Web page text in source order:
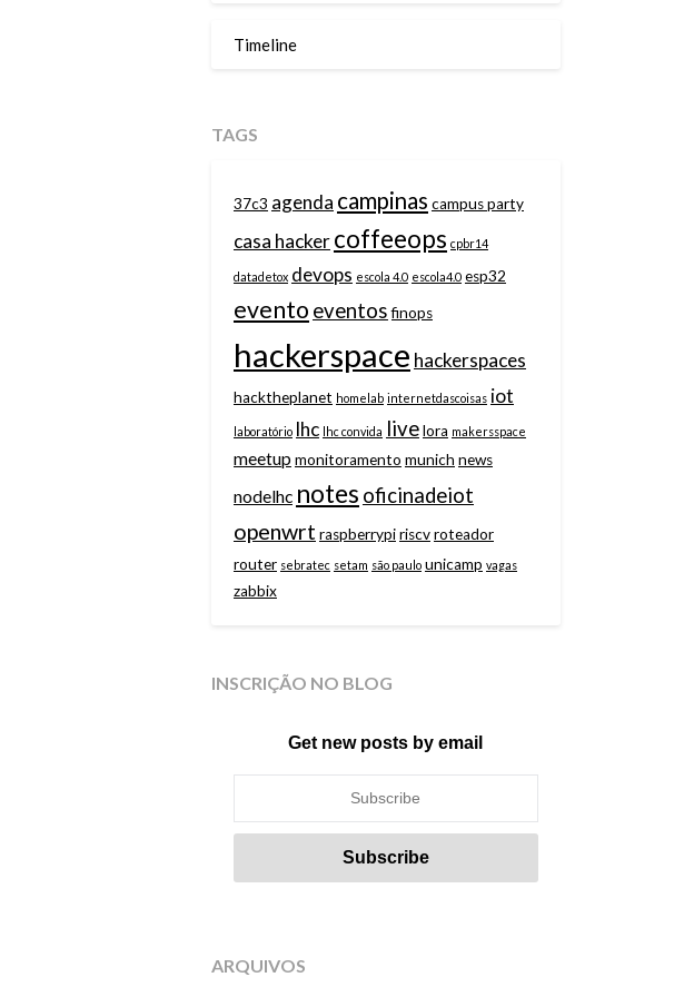
Timeline
TAGS
37c3 agenda campinas campus party
casa hackercoffeeops cpbr14
datadetox devops escola 4.0 escola4.0 esp32
evento eventos finops
hackerspace hackerspaces
hacktheplanet homelab internetdascoisas iot
laboratório lhc lhc convida livelora makersspace
meetup monitoramento munich news
nodelhc notes oficinadeiot
openwrt raspberrypiriscvroteador
router sebratec setam são paulo unicamp vagas
zabbix
INSCRIÇÃO NO BLOG
Get new posts by email
ARQUIVOS